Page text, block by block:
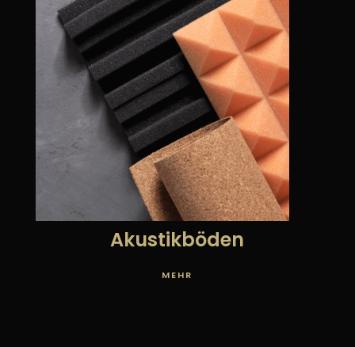
Akustikböden
MEHR